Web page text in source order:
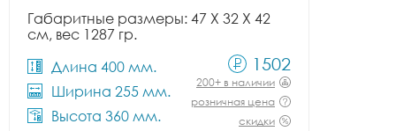
Габаритные размеры: 47 X 32 X 42
см, вес 1287 гр.
Длина 400 мм.
Ширина 255 мм.
Высота 360 мм.
1502
200+ в наличии
розничная цена
скидки